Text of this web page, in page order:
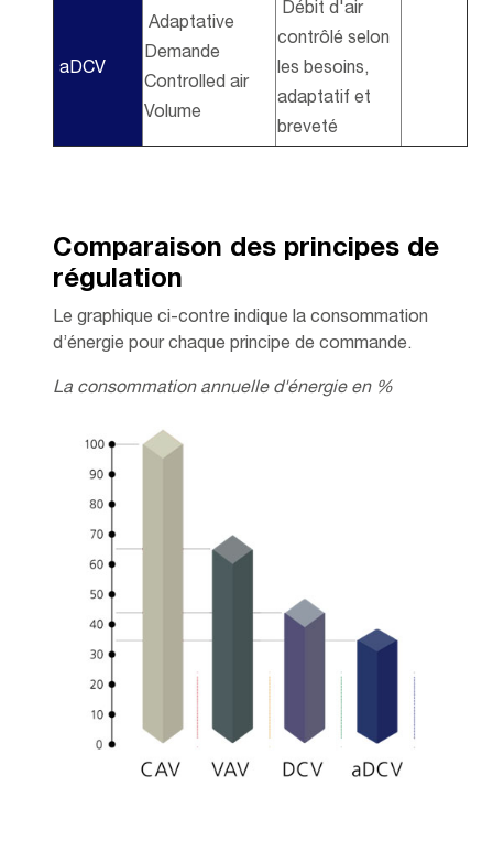
aDCV
Adaptative
Demande
Controlled air
Volume
Débit d'air
contrôlé selon
les besoins,
adaptatif et
breveté
Comparaison des principes de
régulation
Le graphique ci-contre indique la consommation
d’énergie pour chaque principe de commande.
La consommation annuelle d'énergie en %